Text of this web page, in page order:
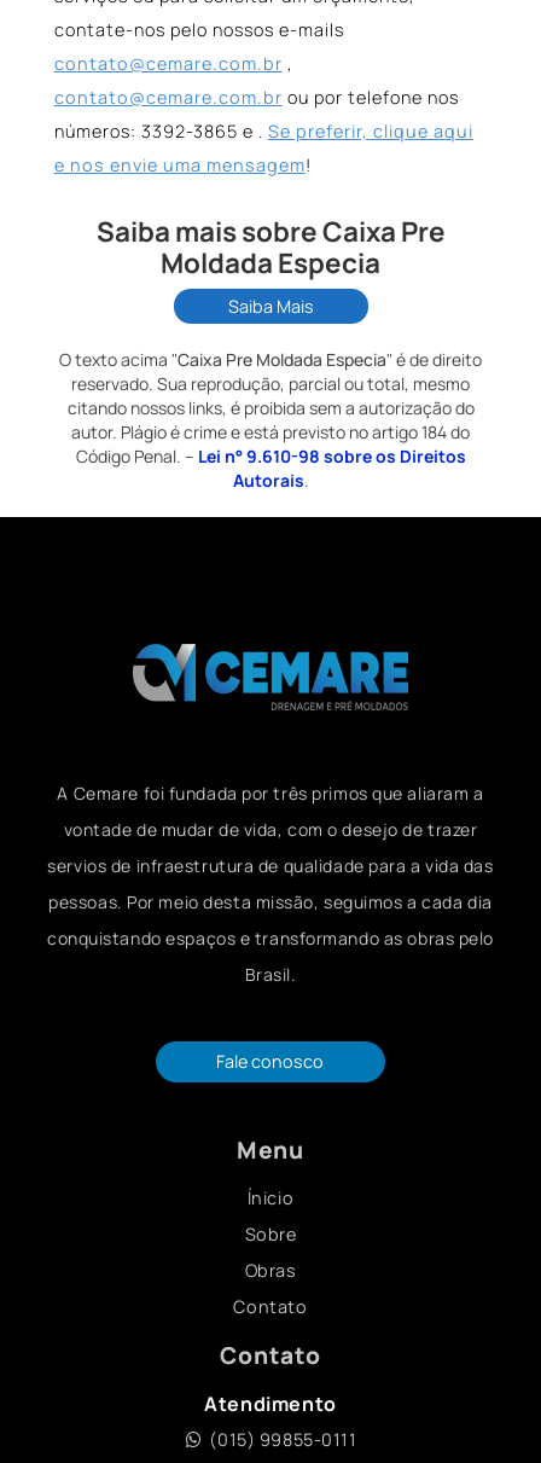
contate-nos pelo nossos e-mails
contato@cemare.com.br ,
contato@cemare.com.br ou por telefone nos
números: 3392-3865 e . Se preferir, clique aqui
e nos envie uma mensagem!
Saiba mais sobre Caixa Pre
Moldada Especia
Saiba Mais
O texto acima "Caixa Pre Moldada Especia" é de direito
reservado. Sua reprodução, parcial ou total, mesmo
citando nossos links, é proibida sem a autorização do
autor. Plágio é crime e está previsto no artigo 184 do
Código Penal. – Lei n° 9.610-98 sobre os Direitos
Autorais.
A Cemare foi fundada por três primos que aliaram a
vontade de mudar de vida, com o desejo de trazer
servios de infraestrutura de qualidade para a vida das
pessoas. Por meio desta missão, seguimos a cada dia
conquistando espaços e transformando as obras pelo
Brasil.
Fale conosco
Menu
Ínicio
Sobre
Obras
Contato
Contato
Atendimento
(015) 99855-0111